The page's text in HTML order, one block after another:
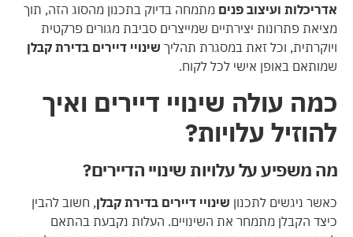
אדריכלות ועיצוב פנים מתמחה בדיוק בתכנון מהסוג הזה, תוך
מציאת פתרונות יצירתיים שמייצרים סביבת מגורים פרקטית
ויוקרתית, וכל זאת במסגרת תהליך שינויי דיירים בדירת קבלן
שמותאם באופן אישי לכל לקוח.
כמה עולה שינויי דיירים ואיך
להוזיל עלויות?
מה משפיע על עלויות שינויי הדיירים?
כאשר ניגשים לתכנון שינויי דיירים בדירת קבלן, חשוב להבין
כיצד הקבלן מתמחר את השינויים. העלות נקבעת בהתאם